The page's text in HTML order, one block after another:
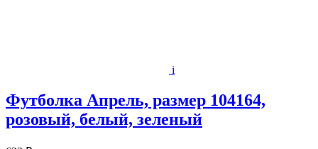
i
Футболка Апрель, размер 104164,
розовый, белый, зеленый